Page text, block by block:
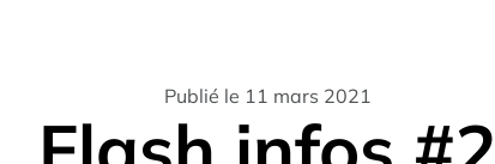
Publié le 11 mars 2021